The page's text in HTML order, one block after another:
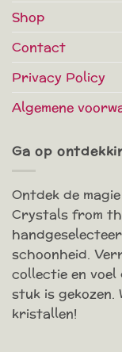
Shop
Contact
Privacy Policy
Algemene
Ga op
Ontdek de
Crystals from
schoonheid.
collectie en voel
stuk is gekozen.
kristallen!